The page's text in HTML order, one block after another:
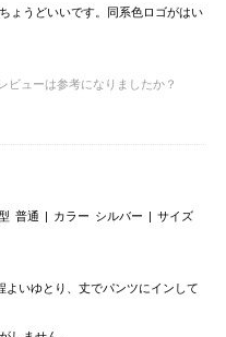
ょうどいいです。同系色ロゴがはい
ビューは参考になりましたか？
普通 カラー シルバー
サイズ
いゆとり、丈でパンツにインして